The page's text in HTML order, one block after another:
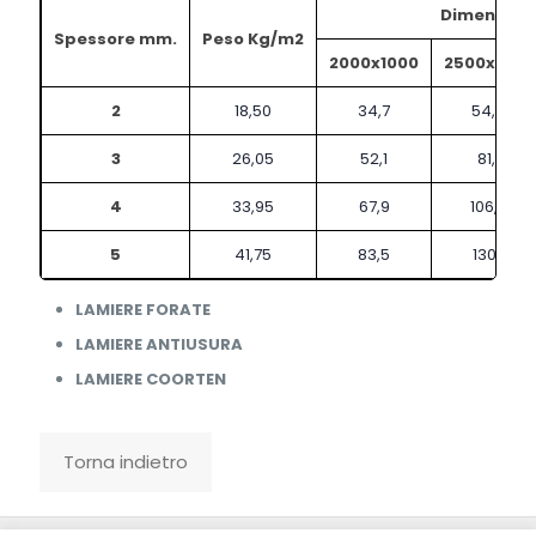
Spessore mm. Peso Kg/m2
Dimensioni
2000x1000 2500x1250
2 18,50 34,7 54,2
3 26,05 52,1 81,1
4 33,95 67,9 106,0
5 41,75 83,5 130,1
LAMIERE FORATE
LAMIERE ANTIUSURA
LAMIERE COORTEN